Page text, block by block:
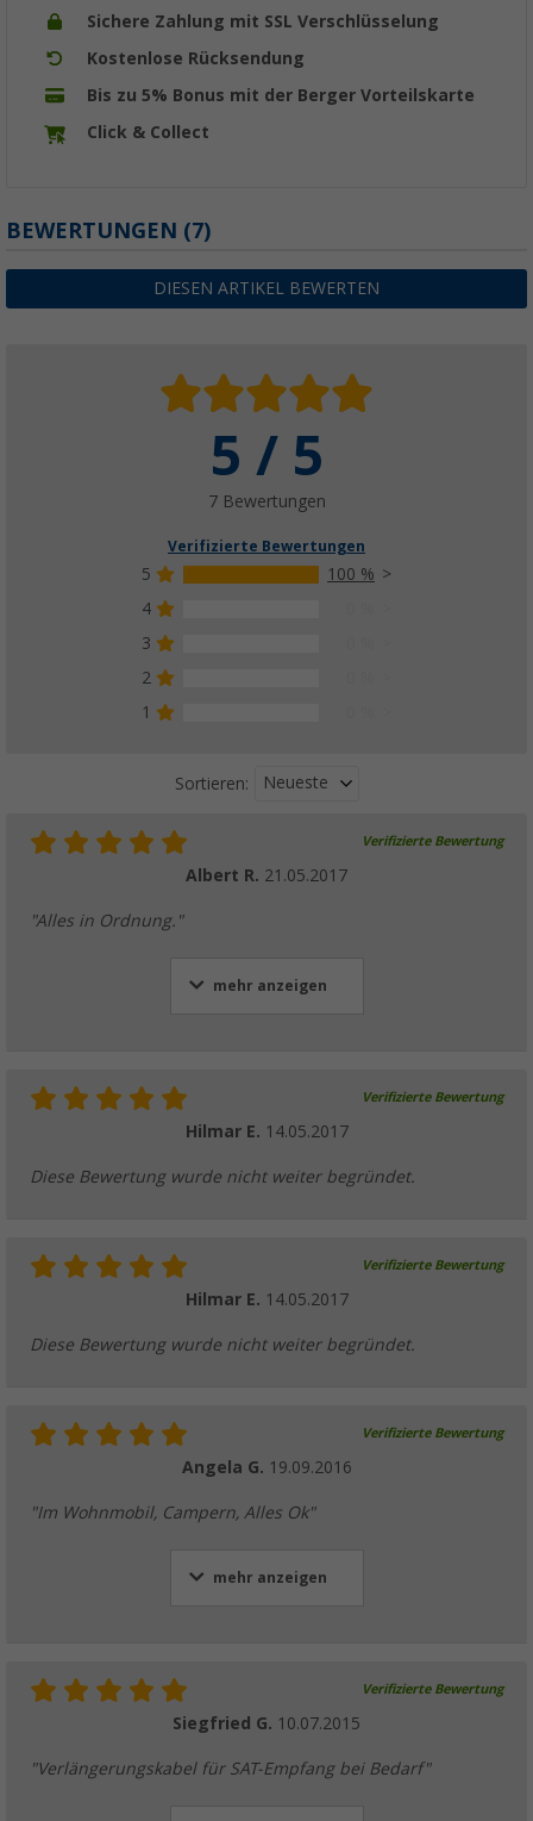
Sichere Zahlung mit SSL Verschlüsselung
Kostenlose Rücksendung
Bis zu 5% Bonus mit der Berger Vorteilskarte
Click & Collect
BEWERTUNGEN (7)
DIESEN ARTIKEL BEWERTEN
5 / 5
7 Bewertungen
Verifizierte Bewertungen
5
100 %
4
3
2
1
Sortieren: Neueste
Verifizierte Bewertung
Albert R. 21.05.2017
"Alles in Ordnung."
mehr anzeigen
Verifizierte Bewertung
Hilmar E. 14.05.2017
Diese Bewertung wurde nicht weiter begründet.
Verifizierte Bewertung
Hilmar E. 14.05.2017
Diese Bewertung wurde nicht weiter begründet.
Verifizierte Bewertung
Angela G. 19.09.2016
"Im Wohnmobil, Campern, Alles Ok"
mehr anzeigen
Verifizierte Bewertung
Siegfried G. 10.07.2015
"Verlängerungskabel für SAT-Empfang bei Bedarf"